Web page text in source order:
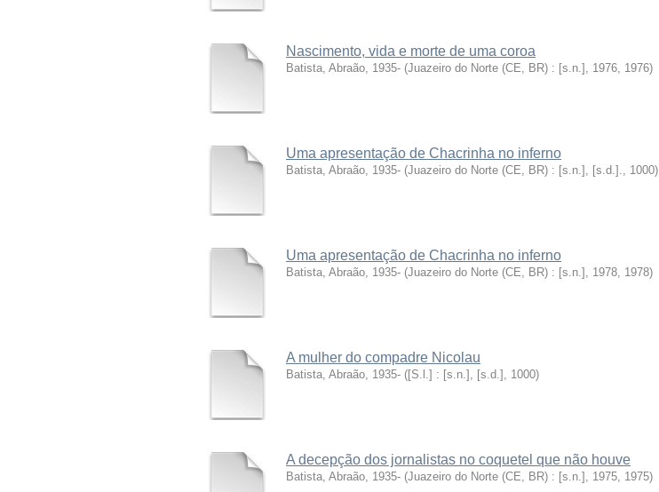
Nascimento, vida e morte de uma coroa
Batista, Abraão, 1935- (Juazeiro do Norte (CE, BR) : [s.n.], 1976, 1976)
Uma apresentação de Chacrinha no inferno
Batista, Abraão, 1935- (Juazeiro do Norte (CE, BR) : [s.n.], [s.d.]., 1000)
Uma apresentação de Chacrinha no inferno
Batista, Abraão, 1935- (Juazeiro do Norte (CE, BR) : [s.n.], 1978, 1978)
A mulher do compadre Nicolau
Batista, Abraão, 1935- ([S.l.] : [s.n.], [s.d.] , 1000)
A decepção dos jornalistas no coquetel que não houve
Batista, Abraão, 1935- (Juazeiro do Norte (CE, BR) : [s.n.], 1975, 1975)